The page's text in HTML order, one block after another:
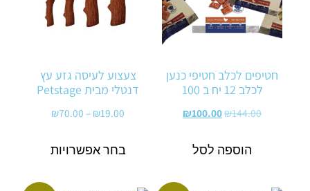
חטיפים לכלב חטיפי כנען
לכלב 12 יח ב 100
₪144.00
₪100.00
הוספה לסל
צעצוע לעיסה גזע עץ
דנטלי מבית Petstage
₪19.00
–
₪70.00
בחר אפשרויות